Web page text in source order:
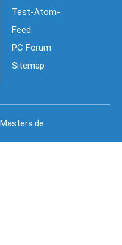
Test-Atom-
Feed
PC Forum
Sitemap